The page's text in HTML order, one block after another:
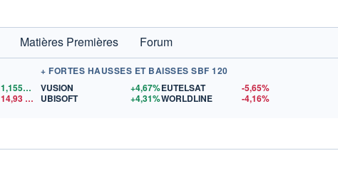
Matières Premières
Forum
1,1556$US
14,93$US
+ FORTES HAUSSES ET BAISSES SBF 120
VUSION
+4,67%
UBISOFT
+4,31%
EUTELSAT
-5,65%
WORLDLINE
-4,16%